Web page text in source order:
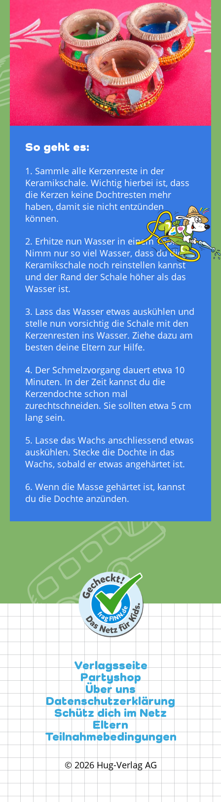
So geht es:
1. Sammle alle Kerzenreste in der
Keramikschale. Wichtig hierbei ist, dass
die Kerzen keine Dochtresten mehr
haben, damit sie nicht entzünden
können.
2. Erhitze nun Wasser in einem Topf.
Nimm nur so viel Wasser, dass du die
Keramikschale noch reinstellen kannst
und der Rand der Schale höher als das
Wasser ist.
3. Lass das Wasser etwas auskühlen und
stelle nun vorsichtig die Schale mit den
Kerzenresten ins Wasser. Ziehe dazu am
besten deine Eltern zur Hilfe.
4. Der Schmelzvorgang dauert etwa 10
Minuten. In der Zeit kannst du die
Kerzendochte schon mal
zurechtschneiden. Sie sollten etwa 5 cm
lang sein.
5. Lasse das Wachs anschliessend etwas
auskühlen. Stecke die Dochte in das
Wachs, sobald er etwas angehärtet ist.
6. Wenn die Masse gehärtet ist, kannst
du die Dochte anzünden.
Verlagsseite
Partyshop
Über uns
Datenschutzerklärung
Schütz dich im Netz
Eltern
Teilnahmebedingungen
© 2026 Hug-Verlag AG